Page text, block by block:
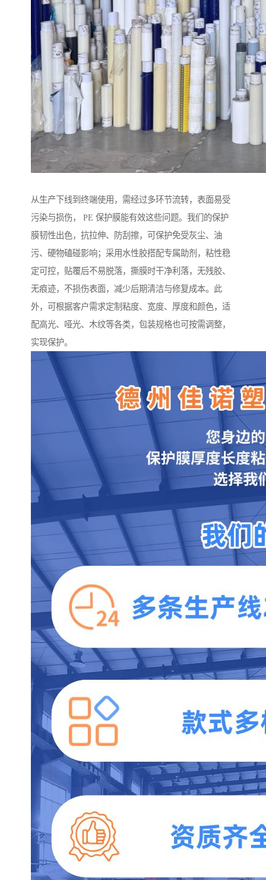
从生产下线到终端使用，需经过多环节流转，表面易受
污染与损伤， PE 保护膜能有效这些问题。我们的保护
膜韧性出色，抗拉伸、防刮擦，可保护免受灰尘、油
污、硬物磕碰影响；采用水性胶搭配专属助剂，粘性稳
定可控，贴覆后不易脱落，撕膜时干净利落，无残胶、
无痕迹，不损伤表面，减少后期清洁与修复成本。此
外，可根据客户需求定制粘度、宽度、厚度和颜色，适
配高光、哑光、木纹等各类，包装规格也可按需调整，
实现保护。